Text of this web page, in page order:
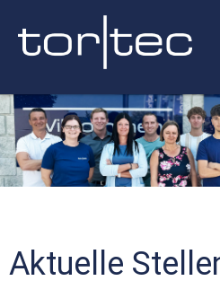
Aktuelle